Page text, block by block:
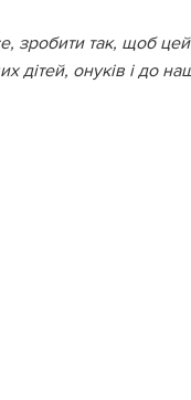
зробити так, щоб
онуків і до